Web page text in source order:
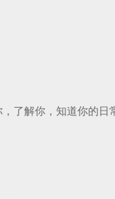
了解你，知道你的日